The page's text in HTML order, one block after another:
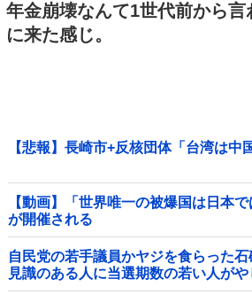
年金崩壊なんて1世代前から
に来た感じ。
【悲報】長崎市+反核団体「台湾は中
【動画】「世界唯一の被爆国は日本
が開催される
自民党の若手議員かヤジを食らった
見識のある人に当選期数の若い人が
たらたらな様子を見せて……他